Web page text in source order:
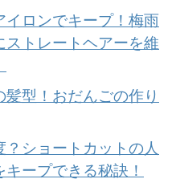
イロンでキープ！梅雨
ストレートヘアーを維
髪型！おだんごの作り
？ショートカットの人
ープできる秘訣！